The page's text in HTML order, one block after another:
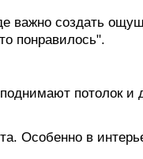
важно создать
понравилось".
потолок
Особенно в